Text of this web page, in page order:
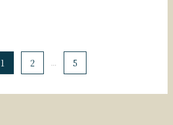
1 2 ... 5